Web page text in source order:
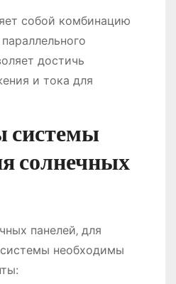
собой комбинацию
достичь
и тока для
системы
солнечных
панелей‚ для
необходимы